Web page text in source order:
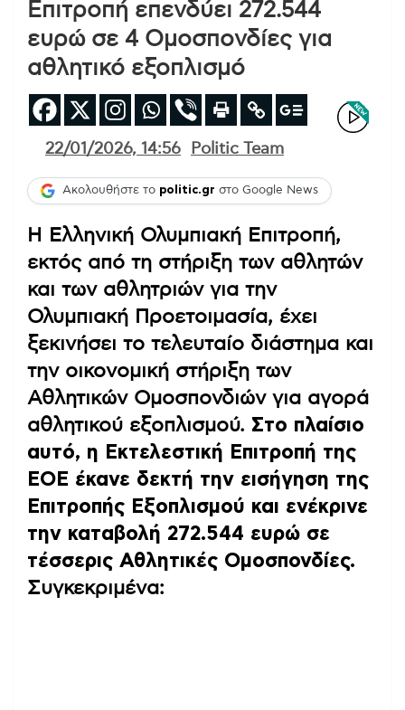
Επιτροπή επενδύει 272.544
ευρώ σε 4 Ομοσπονδίες για
αθλητικό εξοπλισμό
22/01/2026, 14:56 Politic Team
Ακολουθήστε το politic.gr στο Google News
Η Ελληνική Ολυμπιακή Επιτροπή,
εκτός από τη στήριξη των αθλητών
και των αθλητριών για την
Ολυμπιακή Προετοιμασία, έχει
ξεκινήσει το τελευταίο διάστημα και
την οικονομική στήριξη των
Αθλητικών Ομοσπονδιών για αγορά
αθλητικού εξοπλισμού. Στο πλαίσιο
αυτό, η Εκτελεστική Επιτροπή της
ΕΟΕ έκανε δεκτή την εισήγηση της
Επιτροπής Εξοπλισμού και ενέκρινε
την καταβολή 272.544 ευρώ σε
τέσσερις Αθλητικές Ομοσπονδίες.
Συγκεκριμένα: